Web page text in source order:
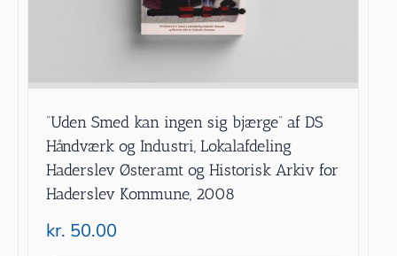
”Uden Smed kan ingen sig bjærge” af DS
Håndværk og Industri, Lokalafdeling
Haderslev Østeramt og Historisk Arkiv for
Haderslev Kommune, 2008
kr. 50.00